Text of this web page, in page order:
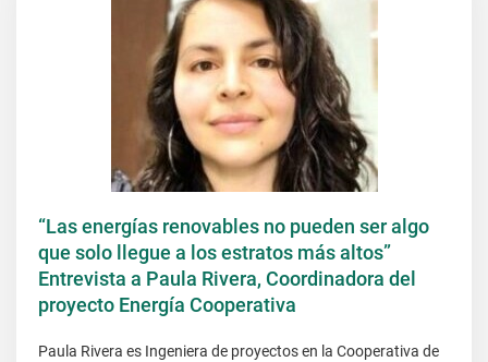
“Las energías renovables no pueden ser algo
que solo llegue a los estratos más altos”
Entrevista a Paula Rivera, Coordinadora del
proyecto Energía Cooperativa
Paula Rivera es Ingeniera de proyectos en la Cooperativa de